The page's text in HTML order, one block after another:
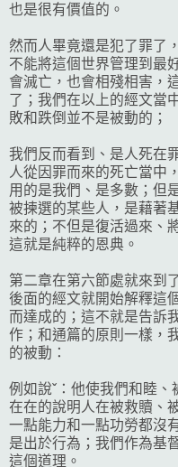
也是很有價值的。
然而人畢竟還是犯了罪了
不能將這個世界管理到最
會滅亡，也會相殘相害，
了；我們在以上的經文當
敗和跌倒並不是被動的；
我們反而看到、是人死在
人從因罪而來的死亡當中
用的是我們、是多數；但
被揀選的某些人，是藉著
來的；不但是復活過來、
這就是純粹的恩典。
第二章在第六節處就來到
後面的經文就開始解釋這
而達成的；這不就是告訴
作；和通篇的原則一樣，
的被動：
例如說ˇ：他使我們和睦
在在的說明人在被救贖、
一點能力和一點功勞都沒
是出於行為；我們作為基
這個道理。